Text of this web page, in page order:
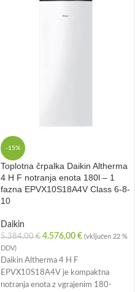
-15%
Toplotna črpalka Daikin Altherma
4 H F notranja enota 180l – 1
fazna EPVX10S18A4V Class 6-8-
10
Daikin
5.384,00€ 4.576,00 € (vključen 22 %
DDV)
Daikin Altherma 4 H F
EPVX10S18A4V je kompaktna
notranja enota z vgrajenim 180-